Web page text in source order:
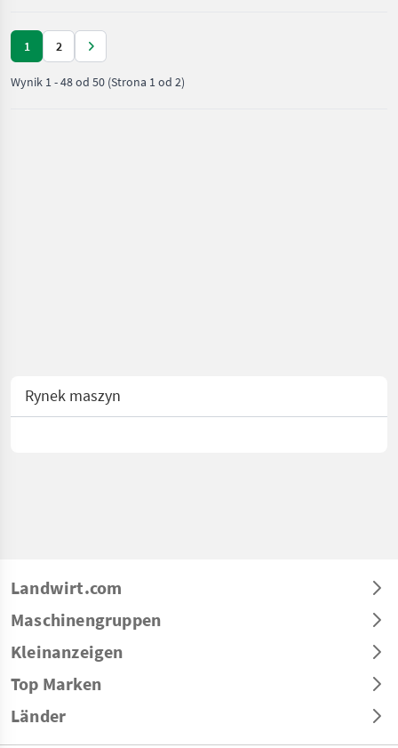
1 2
Wynik 1-48od 50 (Strona 1 od 2)
Rynek maszyn
Landwirt.com
Maschinengruppen
Kleinanzeigen
Top Marken
Länder